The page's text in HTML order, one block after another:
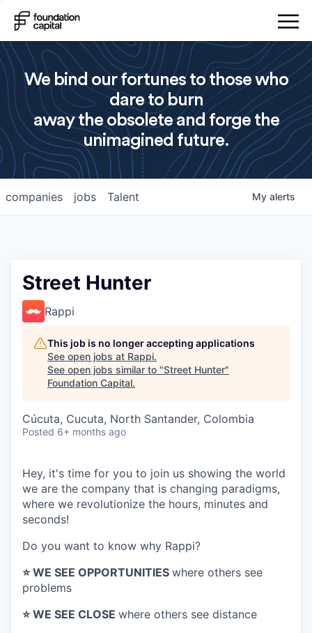
We bind our fortunes to those who
dare to burn
away the obsolete and forge the
unimagined future.
jobs
companies Talent My alerts
Street Hunter
Rappi
This job is no longer accepting applications
See open jobs at Rappi.
See open jobs similar to "Street Hunter"
Foundation Capital.
Cúcuta, Cucuta, North Santander, Colombia
Posted 6+ months ago
Hey, it's time for you to join us showing the world
we are the company that is changing paradigms,
where we revolutionize the hours, minutes and
seconds!
Do you want to know why Rappi?
⭐️ WE SEE OPPORTUNITIES where others see
problems
⭐️ WE SEE CLOSE where others see distance